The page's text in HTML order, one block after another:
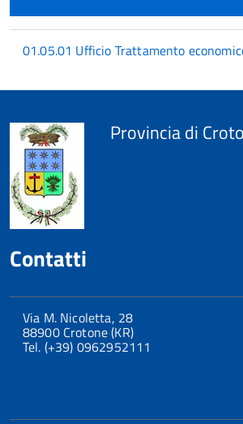
01.05.01 Ufficio Trattamento
all'inizio
contenuto Provincia di
Contatti
Via M. Nicoletta, 28
88900 Crotone (KR)
Tel. (+39) 0962952111